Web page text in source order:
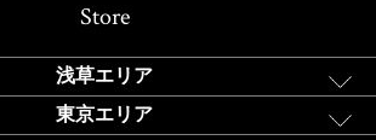
Store
浅草エリア
東京エリア